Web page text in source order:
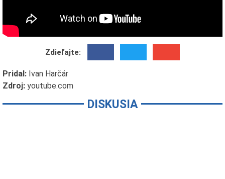
Zdieľajte:
Pridal: Ivan Harčár
Zdroj: youtube.com
DISKUSIA